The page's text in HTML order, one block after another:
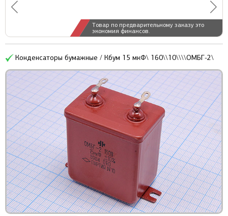
Товар по предварительному заказу это
экономия финансов.
Конденсаторы бумажные / Кбум 15 мкФ\ 160\\10\\\\ОМБГ-2\